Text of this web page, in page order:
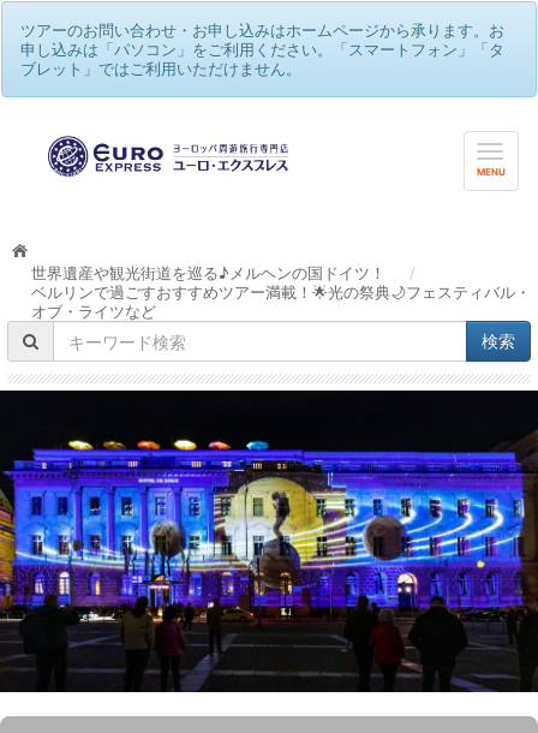
ツアーのお問い合わせ・お申し込みはホームページから承ります。お
申し込みは「パソコン」をご利用ください。「スマートフォン」「タ
ブレット」ではご利用いただけません。
MENU
世界遺産や観光街道を巡る♪メルヘンの国ドイツ！
/
ベルリンで過ごすおすすめツアー満載！🌟光の祭典🌙フェスティバル・
オブ・ライツなど